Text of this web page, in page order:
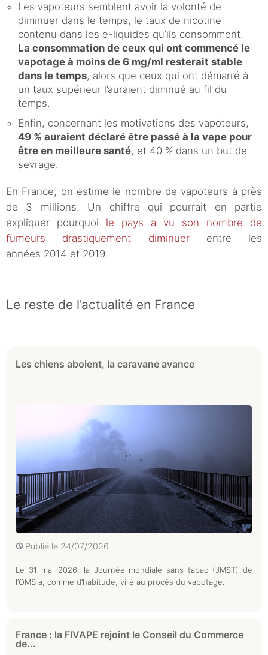
Les vapoteurs semblent avoir la volonté de
diminuer dans le temps, le taux de nicotine
contenu dans les e-liquides qu’ils consomment.
La consommation de ceux qui ont commencé le
vapotage à moins de 6 mg/ml resterait stable
dans le temps, alors que ceux qui ont démarré à
un taux supérieur l’auraient diminué au fil du
temps.
Enfin, concernant les motivations des vapoteurs,
49 % auraient déclaré être passé à la vape pour
être en meilleure santé, et 40 % dans un but de
sevrage.
En France, on estime le nombre de vapoteurs à près
de 3 millions. Un chiffre qui pourrait en partie
expliquer pourquoi le pays a vu son nombre de
fumeurs drastiquement diminuerentre les
années 2014 et 2019.
Le reste de l’actualité en France
Les chiens aboient, la caravane avance
Publié le 24/07/2026
Le 31 mai 2026, la Journée mondiale sans tabac (JMST) de
l’OMS a, comme d’habitude, viré au procès du vapotage.
France : la FIVAPE rejoint le Conseil du Commerce
de...